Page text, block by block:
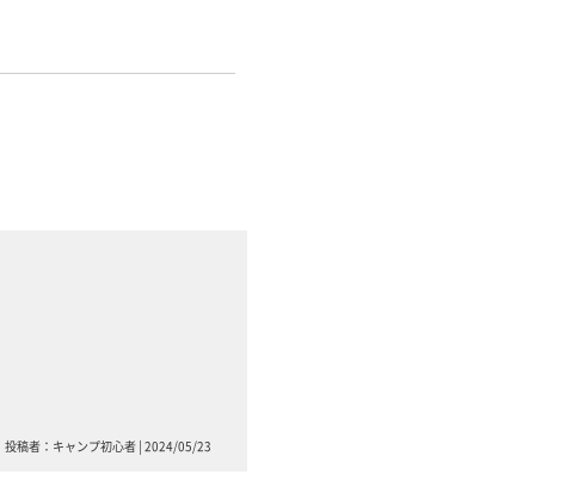
投稿者：キャンプ初心者 | 2024/05/23